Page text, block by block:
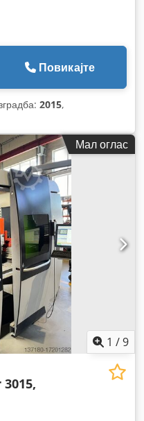
Повикајте
2015,
Мал оглас
1 /9